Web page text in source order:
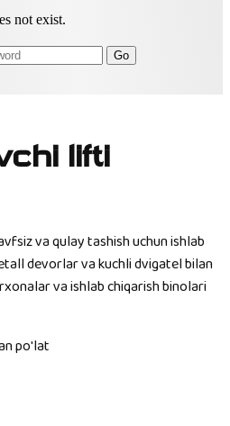
lifti
va qulay tashish uchun ishlab
devorlar va kuchli dvigatel bilan
va ishlab chiqarish binolari
po'lat